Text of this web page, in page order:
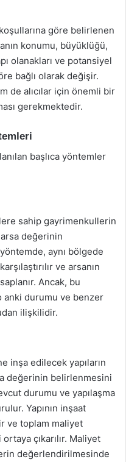
göre belirlenen
konumu, büyüklüğü,
olanakları ve potansiyel
bağlı olarak değişir.
de alıcılar için önemli bir
gerekmektedir.
başlıca yöntemler
sahip gayrimenkullerin
değerinin
aynı bölgede
ve arsanın
Ancak, bu
anki durumu ve benzer
ilişkilidir.
inşa edilecek yapıların
değerinin belirlenmesini
durumu ve yapılaşma
Yapının inşaat
ve toplam maliyet
çıkarılır. Maliyet
değerlendirilmesinde